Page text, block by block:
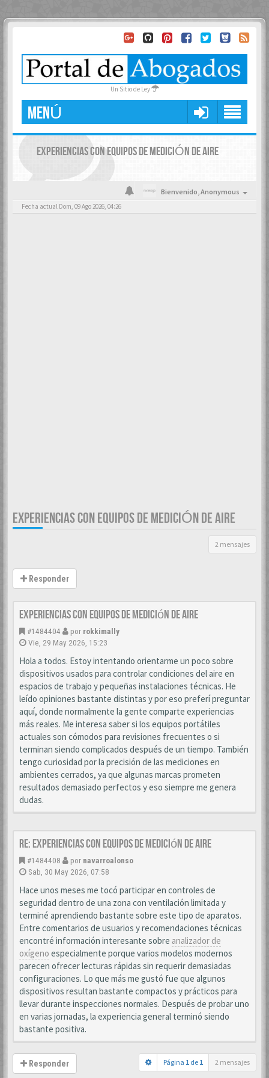
Un Sitio de Ley
MENÚ
EXPERIENCIAS CON EQUIPOS DE MEDICIÓN DE AIRE
Bienvenido,Anonymous
Fecha actual Dom, 09 Ago 2026, 04:26
EXPERIENCIAS CON EQUIPOS DE MEDICIÓN DE AIRE
2 mensajes
Responder
Experiencias con equipos de medición de aire
#1484404 por rokkimally
Vie, 29 May 2026, 15:23
Hola a todos. Estoy intentando orientarme un poco sobre
dispositivos usados para controlar condiciones del aire en
espacios de trabajo y pequeñas instalaciones técnicas. He
leído opiniones bastante distintas y por eso preferí preguntar
aquí, donde normalmente la gente comparte experiencias
más reales. Me interesa saber si los equipos portátiles
actuales son cómodos para revisiones frecuentes o si
terminan siendo complicados después de un tiempo. También
tengo curiosidad por la precisión de las mediciones en
ambientes cerrados, ya que algunas marcas prometen
resultados demasiado perfectos y eso siempre me genera
dudas.
Re: Experiencias con equipos de medición de aire
#1484408 por navarroalonso
Sab, 30 May 2026, 07:58
Hace unos meses me tocó participar en controles de
seguridad dentro de una zona con ventilación limitada y
terminé aprendiendo bastante sobre este tipo de aparatos.
Entre comentarios de usuarios y recomendaciones técnicas
encontré información interesante sobre analizador de
oxígeno especialmente porque varios modelos modernos
parecen ofrecer lecturas rápidas sin requerir demasiadas
configuraciones. Lo que más me gustó fue que algunos
dispositivos resultan bastante compactos y prácticos para
llevar durante inspecciones normales. Después de probar uno
en varias jornadas, la experiencia general terminó siendo
bastante positiva.
Responder Página 1 de 1 2 mensajes